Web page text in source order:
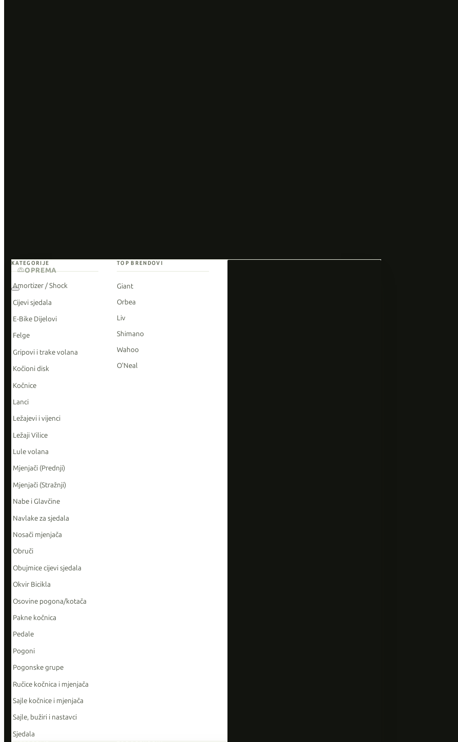
KATEGORIJE
Amortizer / Shock
Cijevi sjedala
E-Bike Dijelovi
Felge
Gripovi i trake volana
Kočioni disk
Kočnice
Lanci
Ležajevi i vijenci
Ležaji Vilice
Lule volana
Mjenjači (Prednji)
Mjenjači (Stražnji)
Nabe i Glavčine
Navlake za sjedala
Nosači mjenjača
Obruči
Obujmice cijevi sjedala
Okvir Bicikla
Osovine pogona/kotača
Pakne kočnica
Pedale
Pogoni
Pogonske grupe
Ručice kočnica i mjenjača
Sajle kočnice i mjenjača
Sajle, bužiri i nastavci
Sjedala
TOP BRENDOVI
Giant
Orbea
Liv
Shimano
Wahoo
O'Neal
OPREMA